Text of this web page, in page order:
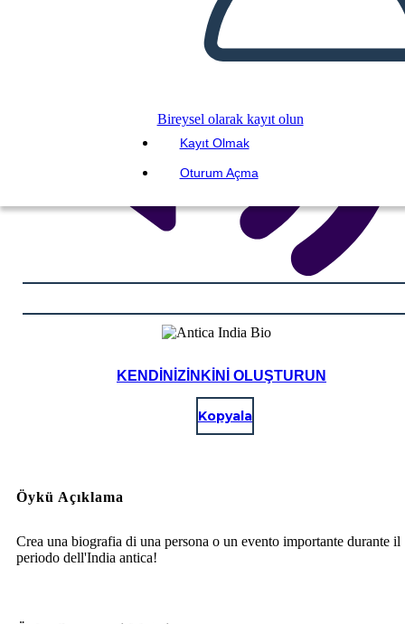
Bireysel olarak kayıt olun
Kayıt Olmak
Oturum Açma
KENDINIZINKINI OLUŞTURUN
Kopyala
Öykü Açıklama
Crea una biografia di una persona o un evento importante durante il
periodo dell'India antica!